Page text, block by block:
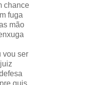
chance
fuga
mão
vou ser
quis